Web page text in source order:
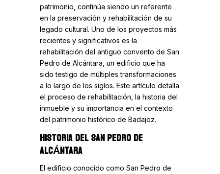
patrimonio, continúa siendo un referente
en la preservación y rehabilitación de su
legado cultural. Uno de los proyectos más
recientes y significativos es la
rehabilitación del antiguo convento de San
Pedro de Alcántara, un edificio que ha
sido testigo de múltiples transformaciones
a lo largo de los siglos. Este artículo detalla
el proceso de rehabilitación, la historia del
inmueble y su importancia en el contexto
del patrimonio histórico de Badajoz.
HISTORIA DEL SAN PEDRO DE
ALCÁNTARA
El edificio conocido como San Pedro de